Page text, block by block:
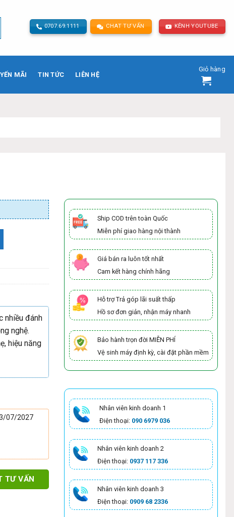
0707.69.1111 CHAT TƯ VẤN KÊNH YOUTUBE
MÃI TIN TỨC LIÊN HỆ
Giỏ hàng
nhiều đánh
nghệ.
hiệu năng
07/2027
TƯ VẤN
Ship COD trên toàn Quốc
Miễn phí giao hàng nội thành
Giá bán ra luôn tốt nhất
Cam kết hàng chính hãng
Hỗ trợ Trả góp lãi suất thấp
Hồ sơ đơn giản, nhận máy nhanh
Bảo hành trọn đời MIỄN PHÍ
Vệ sinh máy định kỳ, cài đặt phần mềm
Nhân viên kinh doanh 1
Điện thoại: 090 6979 036
Nhân viên kinh doanh 2
Điện thoại: 0937 117 336
Nhân viên kinh doanh 3
Điện thoại: 0909 68 2336